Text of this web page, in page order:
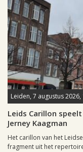
Leiden, 7 augustus 2026,
Leids Carillon
Jerney Kaagman
Het carillon van het
fragment uit het